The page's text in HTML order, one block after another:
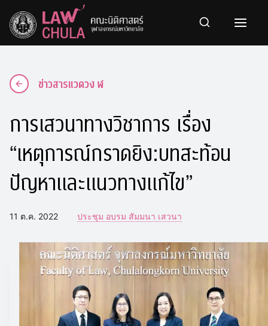
content
ข่าวสารแวดวง ฬ
การเสวนาทางวิชาการ เรื่อง
“เหตุการณ์กราดยิง:บทสะท้อน
ปัญหาและแนวทางแก้ไข”
11 ต.ค. 2022 ประชุม อบรม สัมมนา เสวนา